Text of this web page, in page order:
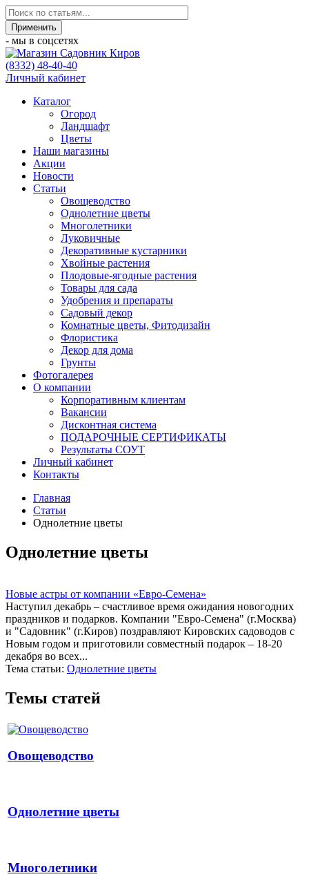
- мы в соцсетях
(8332) 48-40-40
Личный кабинет
Каталог
Огород
Ландшафт
Цветы
Наши магазины
Акции
Новости
Статьи
Овощеводство
Однолетние цветы
Многолетники
Луковичные
Декоративные кустарники
Хвойные растения
Плодовые-ягодные растения
Товары для сада
Удобрения и препараты
Садовый декор
Комнатные цветы, Фитодизайн
Флористика
Декор для дома
Грунты
Фотогалерея
О компании
Корпоративным клиентам
Вакансии
Дисконтная система
ПОДАРОЧНЫЕ СЕРТИФИКАТЫ
Результаты СОУТ
Личный кабинет
Контакты
Главная
Статьи
Однолетние цветы
Однолетние цветы
Новые астры от компании «Евро-Семена»
Наступил декабрь – счастливое время ожидания новогодних
праздников и подарков. Компании "Евро-Семена" (г.Москва)
и "Садовник" (г.Киров) поздравляют Кировских садоводов с
Новым годом и приготовили совместный подарок – 18-20
декабря во всех...
Тема статьи: Однолетние цветы
Темы статей
Овощеводство
Однолетние цветы
Многолетники